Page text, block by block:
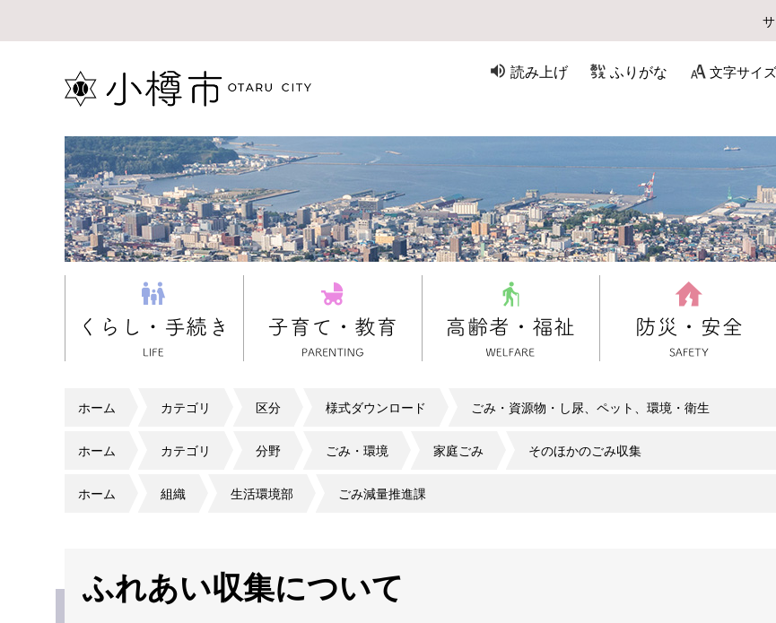
読み上げ ふりがな 文字サイズ
ホーム カテゴリ 区分 様式ダウンロード ごみ・資源物・し尿、ペット、環境・衛生
ホーム カテゴリ 分野 ごみ・環境 家庭ごみ そのほかのごみ収集
ホーム 組織 生活環境部 ごみ減量推進課
ふれあい収集について